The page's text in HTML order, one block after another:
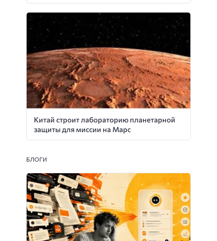
Китай строит лабораторию планетарной
защиты для миссии на Марс
БЛОГИ